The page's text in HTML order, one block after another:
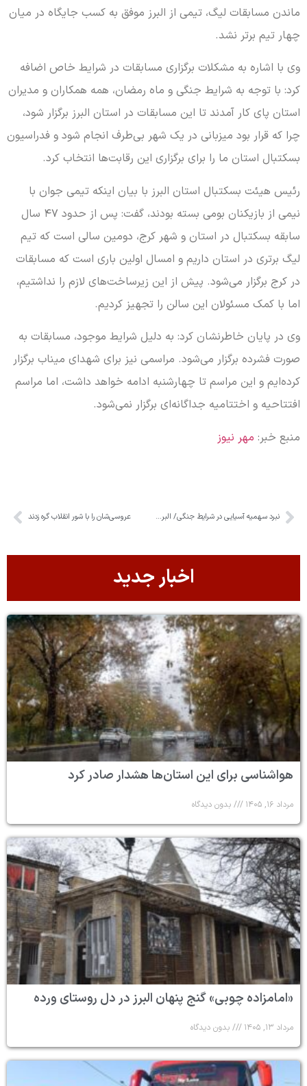
ماندن مسابقات لیگ، تیمی از البرز موفق به کسب جایگاه در میان
چهار تیم برتر نشد.
وی با اشاره به مشکلات برگزاری مسابقات در شرایط خاص اضافه
کرد: با توجه به شرایط جنگی و ماه رمضان، همه همکاران و مدیران
استان پای کار آمدند تا این مسابقات در استان البرز برگزار شود،
چرا که قرار بود میزبانی در یک شهر بی‌طرف انجام شود و فدراسیون
بسکتبال استان ما را برای برگزاری این رقابت‌ها انتخاب کرد.
رئیس هیئت بسکتبال استان البرز با بیان اینکه تیمی جوان با
نیمی از بازیکنان بومی بسته بودند، گفت: پس از حدود ۴۷ سال
سابقه بسکتبال در استان و شهر کرج، دومین سالی است که تیم
لیگ برتری در استان داریم و امسال اولین باری است که مسابقات
در کرج برگزار می‌شود. پیش از این زیرساخت‌های لازم را نداشتیم،
اما با کمک مسئولان این سالن را تجهیز کردیم.
وی در پایان خاطرنشان کرد: به دلیل شرایط موجود، مسابقات به
صورت فشرده برگزار می‌شود. مراسمی نیز برای شهدای میناب برگزار
کرده‌ایم و این مراسم تا چهارشنبه ادامه خواهد داشت، اما مراسم
افتتاحیه و اختتامیه جداگانه‌ای برگزار نمی‌شود.
منبع خبر: مهر نیوز
نبرد سهمیه آسیایی در شرایط جنگی/ البرز میزبان مرحله نهایی لیگ بسکتبال عروسی‌شان را با شور انقلاب گره زدند
اخبار جدید
هواشناسی برای این استان‌ها هشدار صادر کرد
مرداد ۱۶, ۱۴۰۵ بدون دیدگاه
«امامزاده چوبی» گنج پنهان البرز در دل روستای ورده
مرداد ۱۳, ۱۴۰۵ بدون دیدگاه